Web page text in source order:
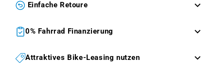
Einfache Retoure
0% Fahrrad Finanzierung
Attraktives Bike-Leasing nutzen